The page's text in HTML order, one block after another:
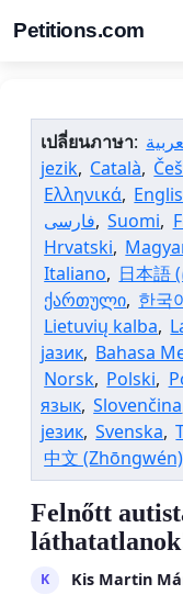
Petitions.com
เปลี่ยนภาษา:
jezik, Català,
Ελληνικά,
فارسی, Suomi,
Hrvatski,
Italiano, 日本語
ქართული, 한국
Lietuvių kalba,
јазик,
Norsk, Polski,
язык, Slovenčina
језик, Svenska,
中文
Felnőtt
K Kis Martin